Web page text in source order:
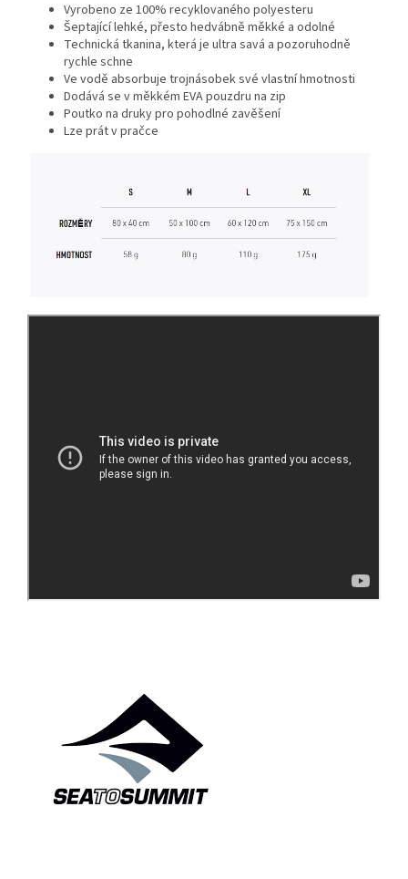
Vyrobeno ze 100% recyklovaného polyesteru
Šeptající lehké, přesto hedvábně měkké a odolné
Technická tkanina, která je ultra savá a pozoruhodně
rychle schne
Ve vodě absorbuje trojnásobek své vlastní hmotnosti
Dodává se v měkkém EVA pouzdru na zip
Poutko na druky pro pohodlné zavěšení
Lze prát v pračce